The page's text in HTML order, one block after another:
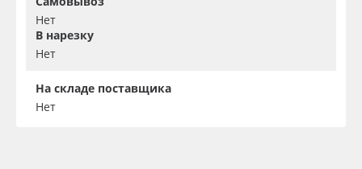
Нет
В нарезку
Нет
На складе поставщика
Нет